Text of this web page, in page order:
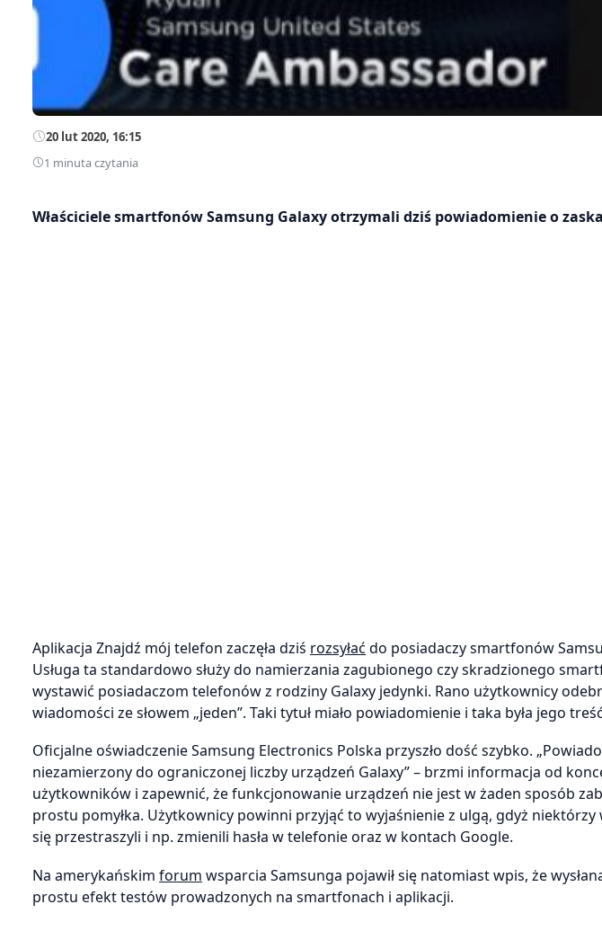
20 lut 2020, 16:15
1 minuta czytania
Właściciele smartfonów Samsung Galaxy otrzymali dziś powiadomienie o
Aplikacja Znajdź mój telefon zaczęła dziś rozsyłać do posiadaczy smartfonów
Usługa ta standardowo służy do namierzania zagubionego czy skradzionego
wystawić posiadaczom telefonów z rodziny Galaxy jedynki. Rano użytkownicy
wiadomości ze słowem „jeden”. Taki tytuł miało powiadomienie i taka była jego
Oficjalne oświadczenie Samsung Electronics Polska przyszło dość szybko.
niezamierzony do ograniczonej liczby urządzeń Galaxy” – brzmi informacja od
użytkowników i zapewnić, że funkcjonowanie urządzeń nie jest w żaden sposób
prostu pomyłka. Użytkownicy powinni przyjąć to wyjaśnienie z ulgą, gdyż
się przestraszyli i np. zmienili hasła w telefonie oraz w kontach Google.
Na amerykańskim forum wsparcia Samsunga pojawił się natomiast wpis, że
prostu efekt testów prowadzonych na smartfonach i aplikacji.